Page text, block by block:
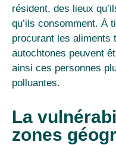
résident, des lieux
qu’ils consomment. À
procurant les aliments
autochtones peuvent
ainsi ces personnes
polluantes.
La
zones